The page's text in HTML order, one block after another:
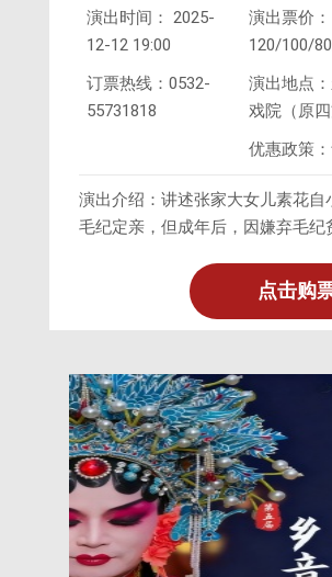
妹易嫁》
演出时间： 2025-
12-12 19:00
订票热线：0532-
55731818
演出票价：
120/100/
演出地点
戏院（原
院）
优惠政策
演出介绍：讲述张家大女儿素花自
毛纪定亲，但成年后，因嫌弃毛纪
姐素花出嫁，谁知出嫁不久，毛纪
第，前程似锦，张家大女儿素花后
点击购